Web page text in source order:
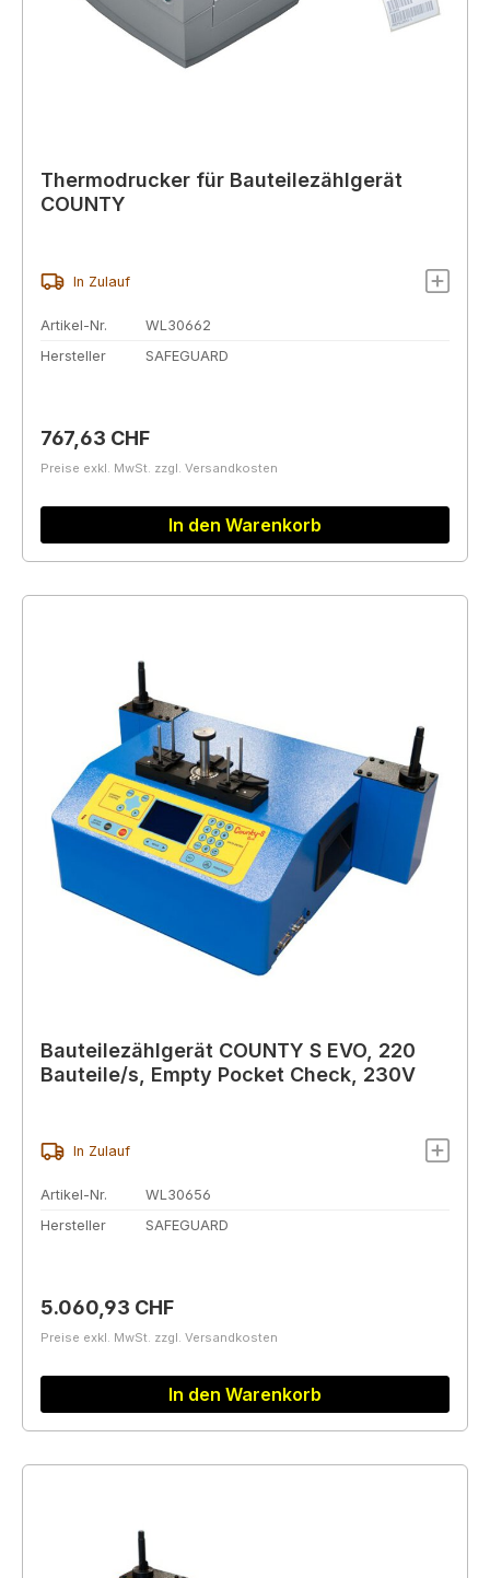
Thermodrucker für Bauteilezählgerät
COUNTY
In Zulauf
Artikel-Nr.
WL30662
Hersteller
SAFEGUARD
Regulärer Preis:
767,63 CHF
Preise exkl. MwSt. zzgl. Versandkosten
In den Warenkorb
Bauteilezählgerät COUNTY S EVO, 220
Bauteile/s, Empty Pocket Check, 230V
In Zulauf
Artikel-Nr.
WL30656
Hersteller
SAFEGUARD
Regulärer Preis:
5.060,93 CHF
Preise exkl. MwSt. zzgl. Versandkosten
In den Warenkorb